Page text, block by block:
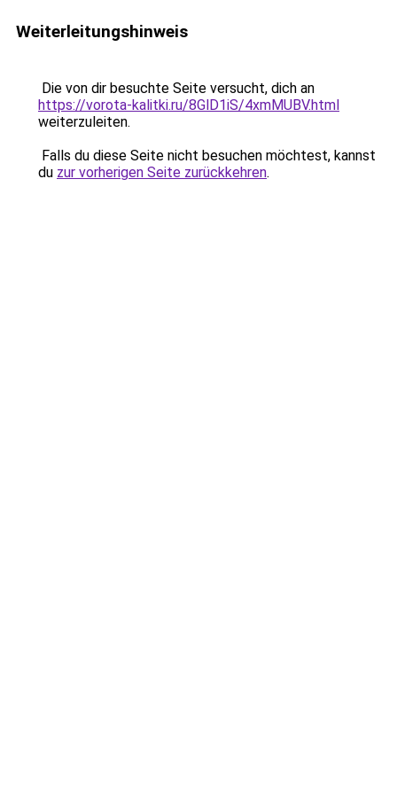
Weiterleitungshinweis
Die von dir besuchte Seite versucht, dich an
https://vorota-kalitki.ru/8GlD1iS/4xmMUBV.html
weiterzuleiten.
Falls du diese Seite nicht besuchen möchtest, kannst
du zur vorherigen Seite zurückkehren.